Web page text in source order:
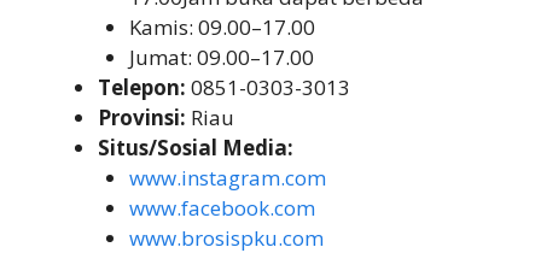
Kamis: 09.00–17.00
Jumat: 09.00–17.00
Telepon: 0851-0303-3013
Provinsi: Riau
Situs/Sosial Media:
www.instagram.com
www.facebook.com
www.brosispku.com